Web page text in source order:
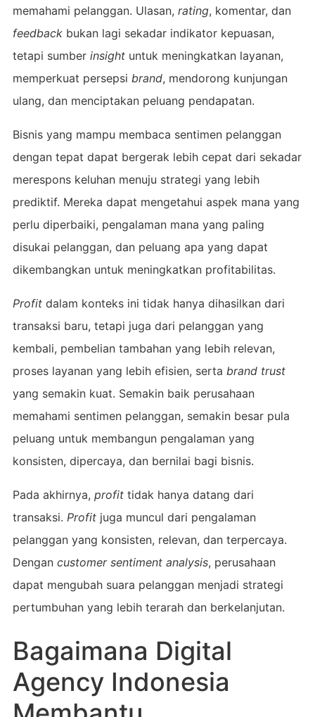
memahami pelanggan. Ulasan, rating, komentar, dan
feedbackbukan lagi sekadar indikator kepuasan,
tetapi sumber insightuntuk meningkatkan layanan,
memperkuat persepsi brand, mendorong kunjungan
ulang, dan menciptakan peluang pendapatan.
Bisnis yang mampu membaca sentimen pelanggan
dengan tepat dapat bergerak lebih cepat dari sekadar
merespons keluhan menuju strategi yang lebih
prediktif. Mereka dapat mengetahui aspek mana yang
perlu diperbaiki, pengalaman mana yang paling
disukai pelanggan, dan peluang apa yang dapat
dikembangkan untuk meningkatkan profitabilitas.
Profitdalam konteks ini tidak hanya dihasilkan dari
transaksi baru, tetapi juga dari pelanggan yang
kembali, pembelian tambahan yang lebih relevan,
proses layanan yang lebih efisien, serta brand trust
yang semakin kuat. Semakin baik perusahaan
memahami sentimen pelanggan, semakin besar pula
peluang untuk membangun pengalaman yang
konsisten, dipercaya, dan bernilai bagi bisnis.
Pada akhirnya, profittidak hanya datang dari
transaksi. Profitjuga muncul dari pengalaman
pelanggan yang konsisten, relevan, dan terpercaya.
Dengan customer sentiment analysis, perusahaan
dapat mengubah suara pelanggan menjadi strategi
pertumbuhan yang lebih terarah dan berkelanjutan.
Bagaimana Digital
Agency Indonesia